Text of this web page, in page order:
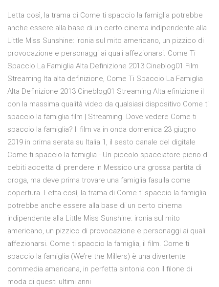
Letta così, la trama di Come ti spaccio la famiglia potrebbe
anche essere alla base di un certo cinema indipendente alla
Little Miss Sunshine: ironia sul mito americano, un pizzico di
provocazione e personaggi ai quali affezionarsi. Come Ti
Spaccio La Famiglia Alta Definizione 2013 Cineblog01 Film
Streaming Ita alta definizione, Come Ti Spaccio La Famiglia
Alta Definizione 2013 Cineblog01 Streaming Alta efinizione il
con la massima qualità video da qualsiasi dispositivo Come ti
spaccio la famiglia film | Streaming. Dove vedere Come ti
spaccio la famiglia? Il film va in onda domenica 23 giugno
2019 in prima serata su Italia 1, il sesto canale del digitale
Come ti spaccio la famiglia - Un piccolo spacciatore pieno di
debiti accetta di prendere in Messico una grossa partita di
droga, ma deve prima trovare una famiglia fasulla come
copertura. Letta così, la trama di Come ti spaccio la famiglia
potrebbe anche essere alla base di un certo cinema
indipendente alla Little Miss Sunshine: ironia sul mito
americano, un pizzico di provocazione e personaggi ai quali
affezionarsi. Come ti spaccio la famiglia, il film. Come ti
spaccio la famiglia (We’re the Millers) è una divertente
commedia americana, in perfetta sintonia con il filone di
moda di questi ultimi anni